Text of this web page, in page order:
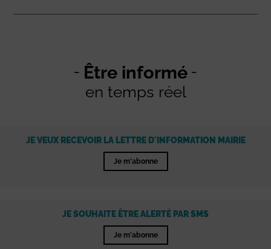
Être informé
en temps réel
JE VEUX RECEVOIR LA LETTRE D'INFORMATION MAIRIE
Je m'abonne
JE SOUHAITE ÊTRE ALERTÉ PAR SMS
Je m'abonne